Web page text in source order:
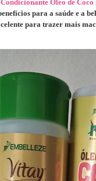
Óleo de Coco
para a saúde e a
para trazer mais